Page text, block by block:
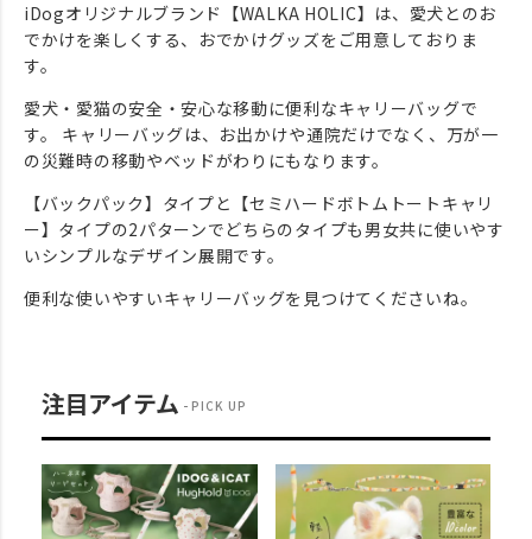
iDogオリジナルブランド【WALKA HOLIC】は、愛犬とのお
でかけを楽しくする、おでかけグッズをご用意しておりま
す。
愛犬・愛猫の安全・安心な移動に便利なキャリーバッグで
す。 キャリーバッグは、お出かけや通院だけでなく、万が一
の災難時の移動やベッドがわりにもなります。
【バックパック】タイプと【セミハードボトムトートキャリ
ー】タイプの2パターンでどちらのタイプも男女共に使いやす
いシンプルなデザイン展開です。
便利な使いやすいキャリーバッグを見つけてくださいね。
注目アイテム PICK UP